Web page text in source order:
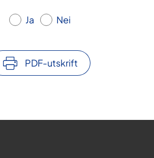
Ja Nei
PDF-utskrift